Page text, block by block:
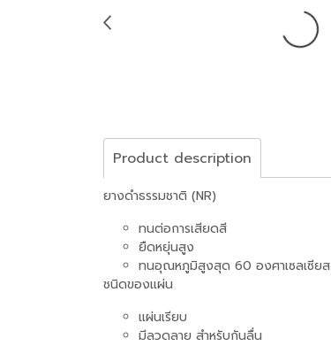
Product description
ยางดำธรรมชาติ (NR)
ทนต่อการเสียดสี
ยืดหยุ่นสูง
ทนอุณหภูมิสูงสุด 60 องศาเซลเซียส
ชนิดของแผ่น
แผ่นเรียบ
มีลวดลาย สำหรับกันลื่น